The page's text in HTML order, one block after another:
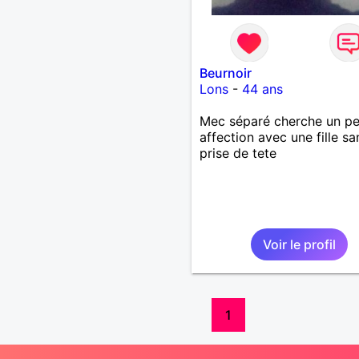
Beurnoir
Lons- 44 ans
Mec séparé cherche un
affection avec une fille
prise de tete
Voir le profil
1